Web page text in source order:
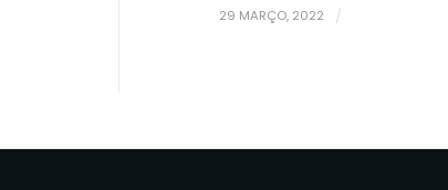
29 MARÇO, 2022 /